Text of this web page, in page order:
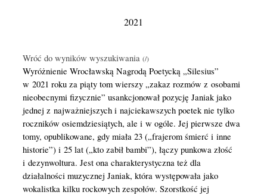
2021
Wróć do wyników wyszukiwania
Wyróżnienie Wrocławską Nagrodą Poetycką „Silesius”
w 2021 roku za piąty tom wierszy „zakaz rozmów z osobami
nieobecnymi fizycznie” usankcjonował pozycję Janiak jako
jednej z najważniejszych i najciekawszych poetek nie tylko
roczników osiemdziesiątych, ale i w ogóle. Jej pierwsze dwa
tomy, opublikowane, gdy miała 23 („frajerom śmierć i inne
historie”) i 25 lat („kto zabił bambi”), łączy punkowa złość
i dezynwoltura. Jest ona charakterystyczna też dla
działalności muzycznej Janiak, która występowała jako
wokalistka kilku rockowych zespołów. Szorstkość jej